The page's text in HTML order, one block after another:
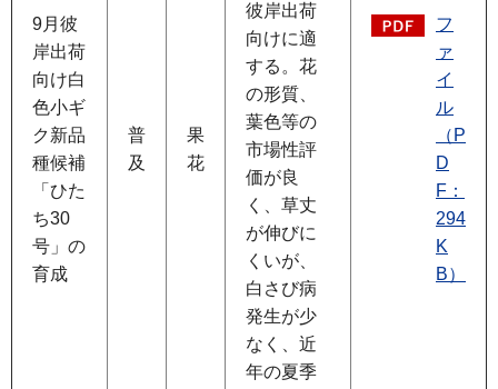
9月彼
岸出荷
向け白
色小ギ
ク新品
種候補
「ひた
ち30
号」の
育成
普
及
果
花
彼岸出荷
向けに適
する。花
の形質、
葉色等の
市場性評
価が良
く、草丈
が伸びに
くいが、
白さび病
発生が少
なく、近
年の夏季
フ
ァ
イ
ル
（P
D
F：
294
K
B）